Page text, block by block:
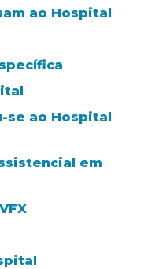
ao Hospital
se ao Hospital
em